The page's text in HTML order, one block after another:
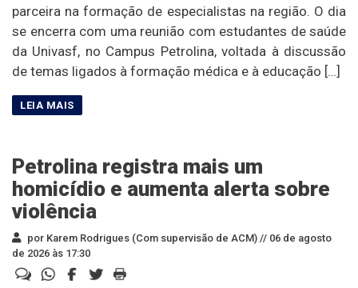
parceira na formação de especialistas na região. O dia
se encerra com uma reunião com estudantes de saúde
da Univasf, no Campus Petrolina, voltada à discussão
de temas ligados à formação médica e à educação […]
Petrolina registra mais um
homicídio e aumenta alerta sobre
violência
por Karem Rodrigues (Com supervisão de ACM) // 06 de agosto
de 2026 às 17:30